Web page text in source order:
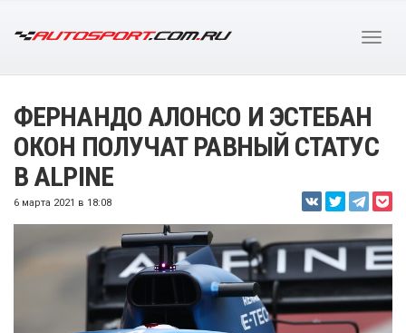
ФЕРНАНДО АЛОНСО И ЭСТЕБАН
ОКОН ПОЛУЧАТ РАВНЫЙ СТАТУС
В ALPINE
6 марта 2021 в 18:08